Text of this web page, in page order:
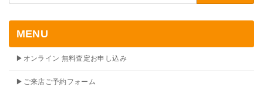
MENU
▶オンライン 無料査定お申し込み
▶ご来店ご予約フォーム